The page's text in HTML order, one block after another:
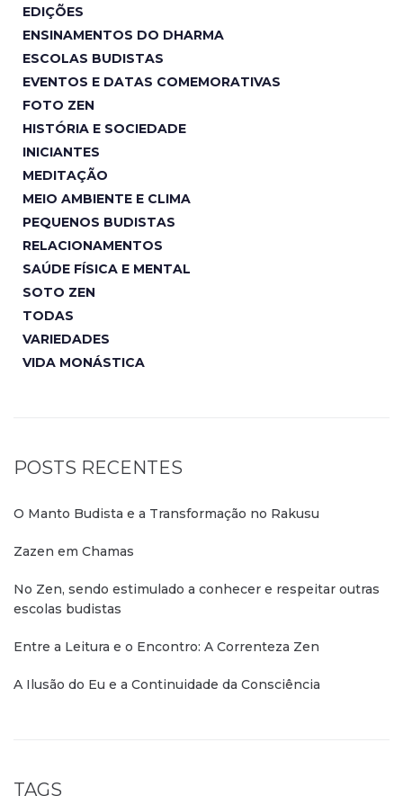
EDIÇÕES
ENSINAMENTOS DO DHARMA
ESCOLAS BUDISTAS
EVENTOS E DATAS COMEMORATIVAS
FOTO ZEN
HISTÓRIA E SOCIEDADE
INICIANTES
MEDITAÇÃO
MEIO AMBIENTE E CLIMA
PEQUENOS BUDISTAS
RELACIONAMENTOS
SAÚDE FÍSICA E MENTAL
SOTO ZEN
TODAS
VARIEDADES
VIDA MONÁSTICA
POSTS RECENTES
O Manto Budista e a Transformação no Rakusu
Zazen em Chamas
No Zen, sendo estimulado a conhecer e respeitar outras
escolas budistas
Entre a Leitura e o Encontro: A Correnteza Zen
A Ilusão do Eu e a Continuidade da Consciência
TAGS